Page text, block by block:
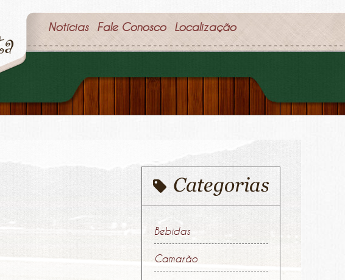
Notícias Fale Conosco Localização
Bebidas
Camarão